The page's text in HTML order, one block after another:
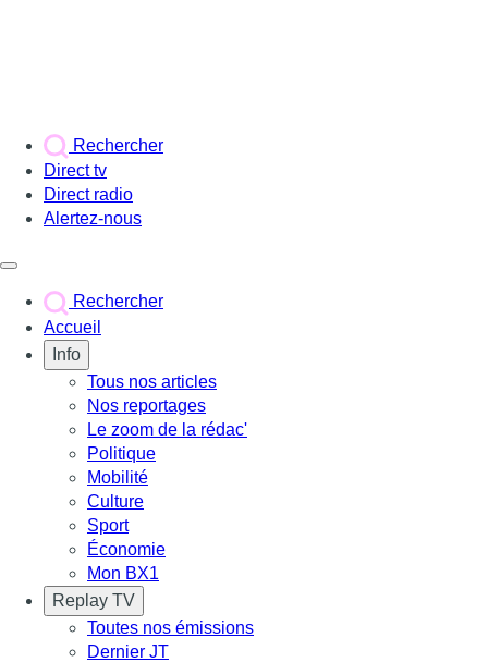
Rechercher
Direct tv
Direct radio
Alertez-nous
Rechercher
Accueil
Info
Tous nos articles
Nos reportages
Le zoom de la rédac'
Politique
Mobilité
Culture
Sport
Économie
Mon BX1
Replay TV
Toutes nos émissions
Dernier JT